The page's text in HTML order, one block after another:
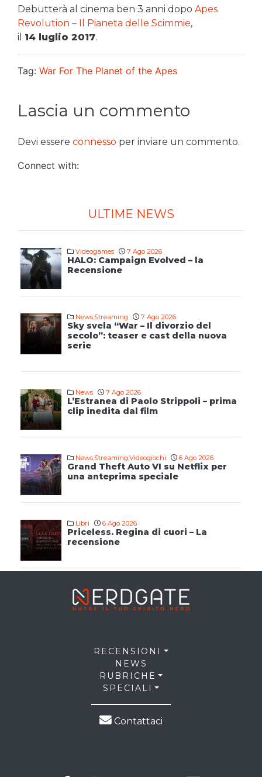
Debutterà al cinema ben 3 anni dopo Apes
Revolution – Il Pianeta delle Scimmie,
il 14 luglio 2017.
Tag: War For The Planet of the Apes
Lascia un commento
Devi essere connesso per inviare un commento.
Connect with:
ULTIME NEWS
Videogames 7 Ago 2026
HALO: Campaign Evolved – la
Recensione
News,Streaming 7 Ago 2026
Sky svela “War – Il divorzio del
secolo”: teaser e cast della nuova
serie
News 7 Ago 2026
L’Estranea di Paolo Strippoli – prima
clip inedita dal film
News,Streaming,Videogiochi 6 Ago 2026
Grand Theft Auto VI su Netflix per
una anteprima speciale
Libri 6 Ago 2026
Priceless. Regina di cuori – La
recensione
RECENSIONI
NEWS
RUBRICHE
SPECIALI
Contattaci